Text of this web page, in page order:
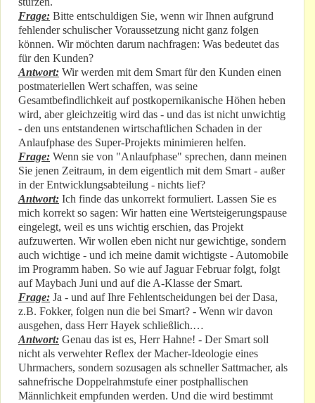
Frage: Bitte entschuldigen Sie, wenn wir Ihnen aufgrund
fehlender schulischer Voraussetzung nicht ganz folgen
können. Wir möchten darum nachfragen: Was bedeutet das
für den Kunden?
Antwort: Wir werden mit dem Smart für den Kunden einen
postmateriellen Wert schaffen, was seine
Gesamtbefindlichkeit auf postkopernikanische Höhen heben
wird, aber gleichzeitig wird das - und das ist nicht unwichtig
- den uns entstandenen wirtschaftlichen Schaden in der
Anlaufphase des Super-Projekts minimieren helfen.
Frage: Wenn sie von "Anlaufphase" sprechen, dann meinen
Sie jenen Zeitraum, in dem eigentlich mit dem Smart - außer
in der Entwicklungsabteilung - nichts lief?
Antwort: Ich finde das unkorrekt formuliert. Lassen Sie es
mich korrekt so sagen: Wir hatten eine Wertsteigerungspause
eingelegt, weil es uns wichtig erschien, das Projekt
aufzuwerten. Wir wollen eben nicht nur gewichtige, sondern
auch wichtige - und ich meine damit wichtigste - Automobile
im Programm haben. So wie auf Jaguar Februar folgt, folgt
auf Maybach Juni und auf die A-Klasse der Smart.
Frage: Ja - und auf Ihre Fehlentscheidungen bei der Dasa,
z.B. Fokker, folgen nun die bei Smart? - Wenn wir davon
ausgehen, dass Herr Hayek schließlich.…
Antwort: Genau das ist es, Herr Hahne! - Der Smart soll
nicht als verwehter Reflex der Macher-Ideologie eines
Uhrmachers, sondern sozusagen als schneller Sattmacher, als
sahnefrische Doppelrahmstufe einer postphallischen
Männlichkeit empfunden werden. Und die wird bestimmt